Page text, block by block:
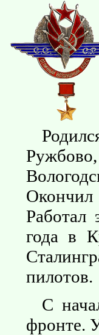
Работал
года в
пилотов.
С
фронте.